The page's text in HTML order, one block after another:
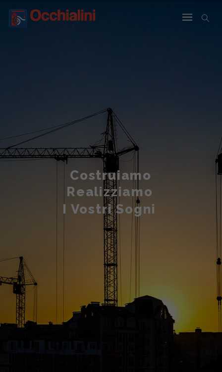
Costruiamo
Realizziamo
I Vostri Sogni